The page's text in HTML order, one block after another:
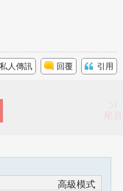
私人傳訊 回覆 引用
尾頁
高級模式